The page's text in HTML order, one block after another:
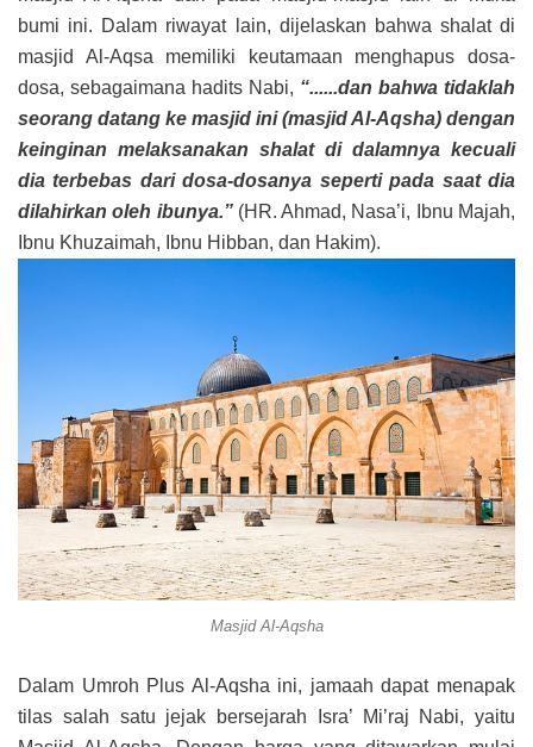
bumi ini. Dalam riwayat lain, dijelaskan bahwa shalat di
masjid Al-Aqsa memiliki keutamaan menghapus dosa-
dosa, sebagaimana hadits Nabi, “......dan bahwa tidaklah
seorang datang ke masjid ini (masjid Al-Aqsha) dengan
keinginan melaksanakan shalat di dalamnya kecuali
dia terbebas dari dosa-dosanya seperti pada saat dia
dilahirkan oleh ibunya.” (HR. Ahmad, Nasa’i, Ibnu Majah,
Ibnu Khuzaimah, Ibnu Hibban, dan Hakim).
Masjid Al-Aqsha
Dalam Umroh Plus Al-Aqsha ini, jamaah dapat menapak
tilas salah satu jejak bersejarah Isra’ Mi’raj Nabi, yaitu